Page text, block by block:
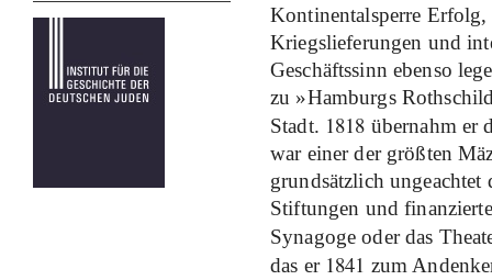
Kontinentalsperre Erfolg,
Kriegslieferungen und
Geschäftssinn ebenso
zu »Hamburgs
Stadt. 1818 übernahm er
war einer der größten
grundsätzlich
Stiftungen und
Synagoge oder das
das er 1841 zum